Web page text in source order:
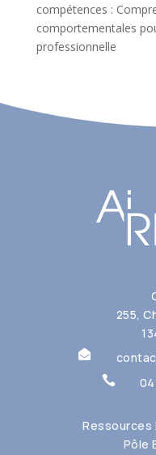
compétences :
comportementales
professionnelle
255,


Ressources
Pôle